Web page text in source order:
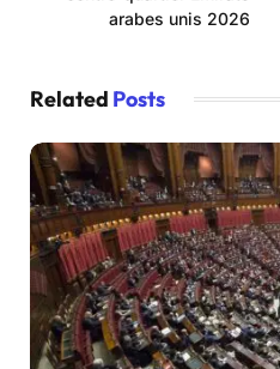
arabes unis 2026
Related Posts